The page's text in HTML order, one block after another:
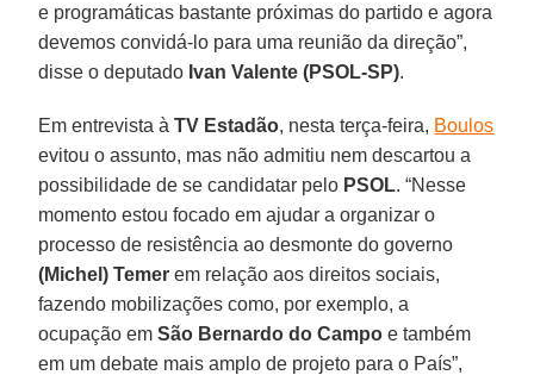
e programáticas bastante próximas do partido e agora
devemos convidá-lo para uma reunião da direção”,
disse o deputado Ivan Valente (PSOL-SP).
Em entrevista àTV Estadão, nesta terça-feira, Boulos
evitou o assunto, mas não admitiu nem descartou a
possibilidade de se candidatar pelo PSOL. “Nesse
momento estou focado em ajudar a organizar o
processo de resistência ao desmonte do governo
(Michel) Temer em relação aos direitos sociais,
fazendo mobilizações como, por exemplo, a
ocupação emSão Bernardo do Campo e também
em um debate mais amplo de projeto para o País”,